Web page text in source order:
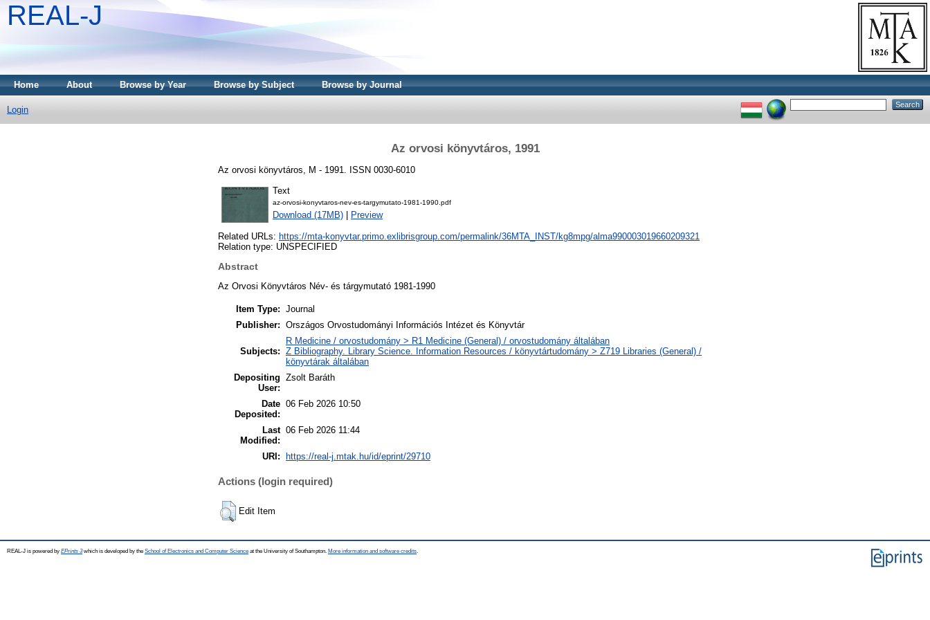
REAL-J
Home About Browse by Year Browse by Subject Browse by Journal
Login
Az orvosi könyvtáros, 1991
Az orvosi könyvtáros, M - 1991. ISSN 0030-6010
Text
az-orvosi-konyvtaros-nev-es-targymutato-1981-1990.pdf
Download (17MB) Preview
Related URLs: https://mta-konyvtar.primo.exlibrisgroup.com/permalink/36MTA_INST/kg8mpg/alma990003019660209321
Relation type: UNSPECIFIED
Abstract
Az Orvosi Könyvtáros Név- és tárgymutató 1981-1990
Item Type: Journal
Publisher: Országos Orvostudományi Információs Intézet és Könyvtár
Subjects:
R Medicine / orvostudomány > R1 Medicine (General) / orvostudomány általában
Z Bibliography. Library Science. Information Resources / könyvtártudomány > Z719 Libraries (General) /
könyvtárak általában
Depositing
User:
Zsolt Baráth
Date
Deposited:
06 Feb 2026 10:50
Last
Modified:
06 Feb 2026 11:44
URI: https://real-j.mtak.hu/id/eprint/29710
Actions (login required)
Edit Item
REAL-J is powered by EPrints 3which is developed by the School of Electronics and Computer Science at the University of Southampton. More information and software credits